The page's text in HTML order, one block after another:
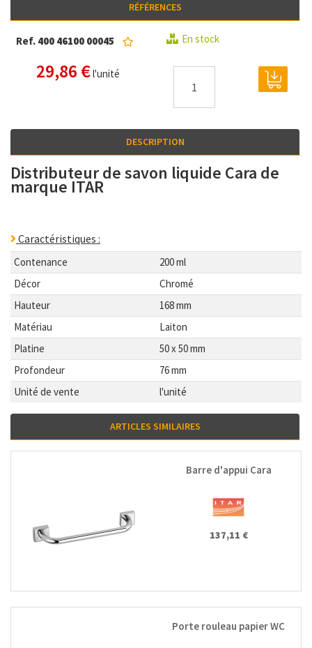
RÉFÉRENCES
Ref. 400 46100 00045 En stock
29,86 €l'unité
DESCRIPTION
Distributeur de savon liquide Cara de
marque ITAR
Caractéristiques :
Contenance
200 ml
Décor
Chromé
Hauteur
168 mm
Matériau
Laiton
Platine
50 x 50 mm
Profondeur
76 mm
Unité de vente
l'unité
ARTICLES SIMILAIRES
Barre d'appui Cara
137,11 €
Porte rouleau papier WC